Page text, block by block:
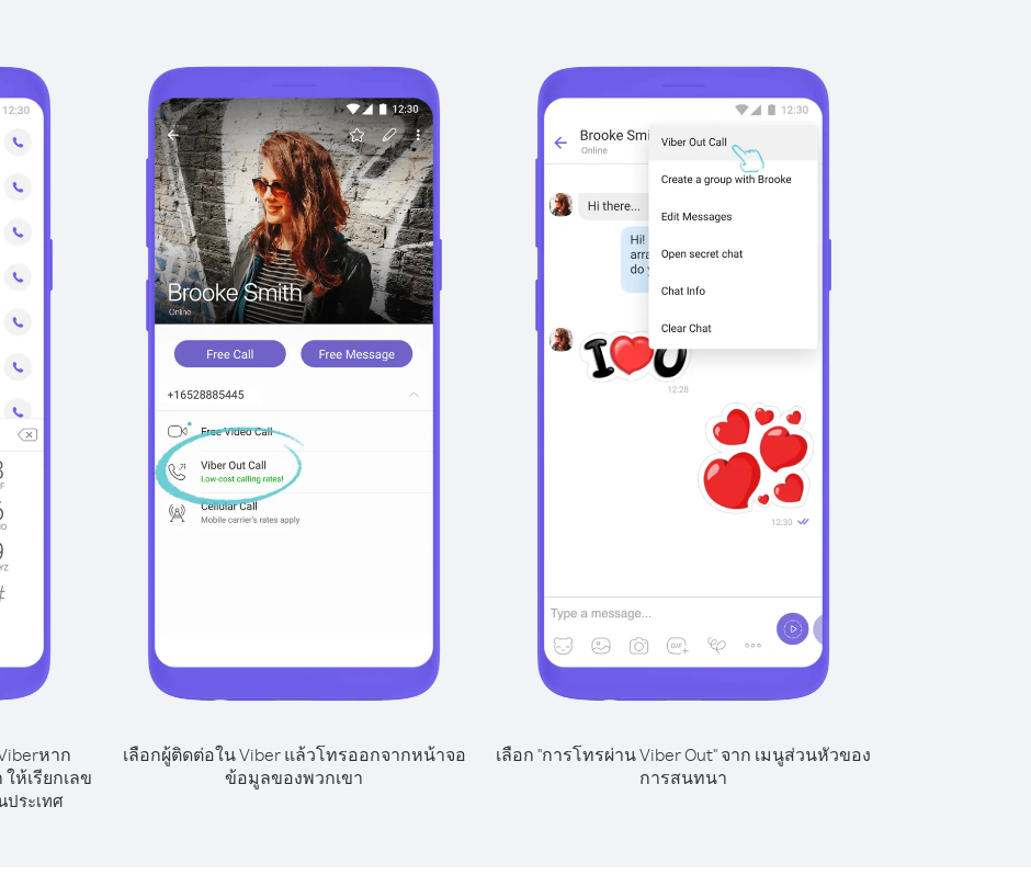
หาก
ห้เรียกเลข
ประเทศ
เลือกผู้ติดต่อใน Viber แล้วโทรออกจากหน้าจอ
ข้อมูลของพวกเขา
เลือก "การโทรผ่าน Viber Out" จาก เมนูส่วนหัวของ
การสนทนา